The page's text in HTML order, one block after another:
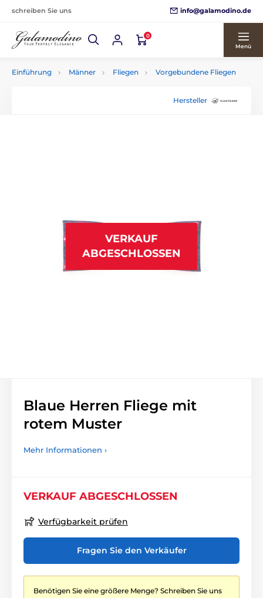
schreiben Sie uns info@galamodino.de
0
Menü
Einführung Männer Fliegen Vorgebundene Fliegen
Hersteller
VERKAUF
ABGESCHLOSSEN
Blaue Herren Fliege mit
rotem Muster
Mehr Informationen ›
VERKAUF ABGESCHLOSSEN
Verfügbarkeit prüfen
Fragen Sie den Verkäufer
Benötigen Sie eine größere Menge? Schreiben Sie uns